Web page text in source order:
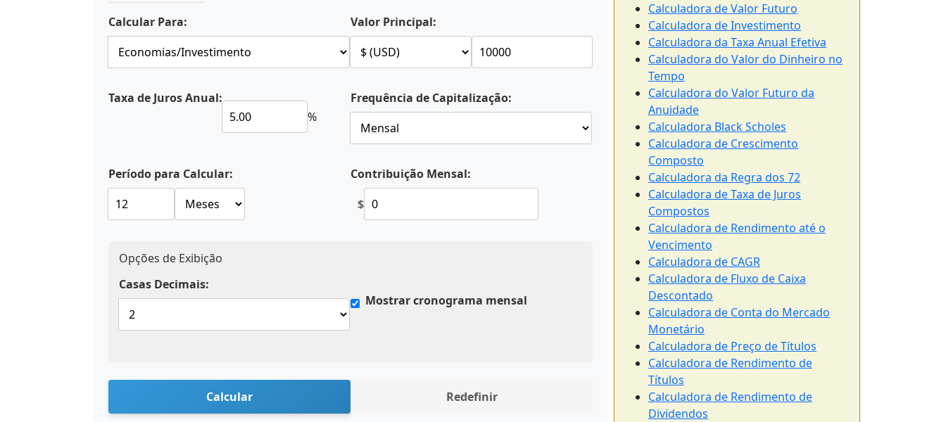
Calcular Para: Valor Principal:
Taxa de Juros Anual:
%
Frequência de Capitalização:
Período para Calcular:
Contribuição Mensal:
$
Opções de Exibição
Casas Decimais:
Mostrar cronograma mensal
Calcular Redefinir
Calculadora de Valor Futuro
Calculadora de Investimento
Calculadora da Taxa Anual Efetiva
Calculadora do Valor do Dinheiro no
Tempo
Calculadora do Valor Futuro da
Anuidade
Calculadora Black Scholes
Calculadora de Crescimento
Composto
Calculadora da Regra dos 72
Calculadora de Taxa de Juros
Compostos
Calculadora de Rendimento até o
Vencimento
Calculadora de CAGR
Calculadora de Fluxo de Caixa
Descontado
Calculadora de Conta do Mercado
Monetário
Calculadora de Preço de Títulos
Calculadora de Rendimento de
Títulos
Calculadora de Rendimento de
Dividendos